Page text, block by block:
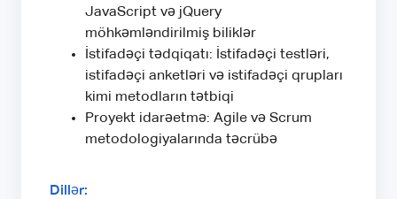
JavaScript və jQuery
möhkəmləndirilmiş biliklər
İstifadəçi tədqiqatı: İstifadəçi testləri,
istifadəçi anketləri və istifadəçi qrupları
kimi metodların tətbiqi
Proyekt idarəetmə: Agile və Scrum
metodologiyalarında təcrübə
Dillər: